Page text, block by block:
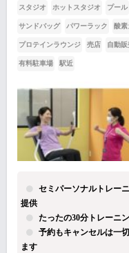
スタジオ ホットスタジオ プール
サンドバッグ パワーラック 酸素
プロテインラウンジ 売店 自動
有料駐車場 駅近
セミパーソナルトレー
提供
たったの30分トレーニ
予約もキャンセルは一
ます